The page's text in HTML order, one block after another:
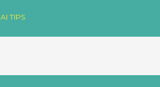
AI TIPS